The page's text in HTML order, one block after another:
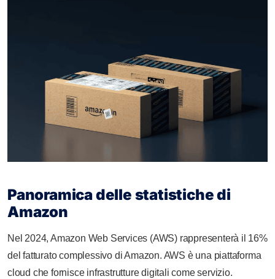
Panoramica delle statistiche di
Amazon
Nel 2024, Amazon Web Services (AWS) rappresenterà il 16%
del fatturato complessivo di Amazon. AWS è una piattaforma
cloud che fornisce infrastrutture digitali come servizio.